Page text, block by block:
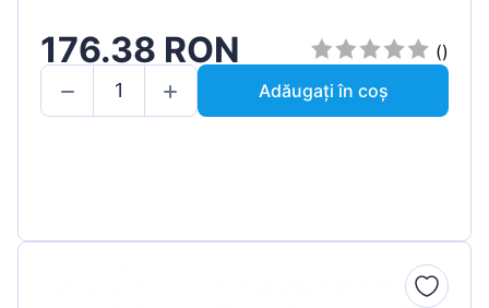
176.38 RON
()
Adăugați în coș